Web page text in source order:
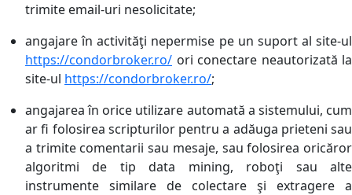
trimite email-uri nesolicitate;
angajare în activităţi nepermise pe un suport al site-ul
https://condorbroker.ro/ ori conectare neautorizată la
site-ul https://condorbroker.ro/;
angajarea în orice utilizare automată a sistemului, cum
ar fi folosirea scripturilor pentru a adăuga prieteni sau
a trimite comentarii sau mesaje, sau folosirea oricăror
algoritmi de tip data mining, roboţi sau alte
instrumente similare de colectare şi extragere a